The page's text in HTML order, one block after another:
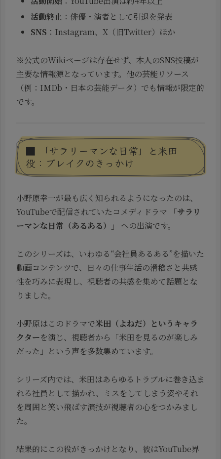
活動終止 ：俳優・演者として引退を発表
SNS ：Instagram、X（旧Twitter）ほか
※公式のWikiページは存在せず、本人のSNS投稿が
主要な情報源となっています。他の芸能リソース
（例：IMDb・日本の芸能データ）でも情報が限定的
です。
■ 「サラリーマンな日常」と米田
役：ブレイクのきっかけ
小野原幸一が最も広く知られるようになったのは、
YouTubeで配信されていたコメディドラマ
「サラリ
ーマンな日常（あるある）」
への出演です。
このシリーズは、いわゆる“会社員あるある”を描いた
動画コンテンツで、日々の仕事生活の滑稽さと共感
性を巧みに表現し、視聴者の共感を集めて話題とな
りました。
小野原はこのドラマで米田（よねだ）というキャラ
クターを演じ、視聴者から「米田を見るのが楽しみ
だった」という声を多数集めています。
シリーズ内では、米田はあらゆるトラブルに巻き込ま
れる社員として描かれ、ミスをしてしまう姿やそれ
を周囲と笑い飛ばす演技が視聴者の心をつかみまし
た。
結果的にこの役がきっかけとなり、彼はYouTube界